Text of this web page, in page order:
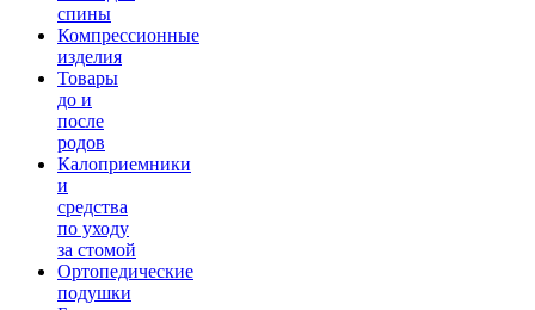
спины
Компрессионные
изделия
Товары
до и
после
родов
Калоприемники
и
средства
по уходу
за стомой
Ортопедические
подушки